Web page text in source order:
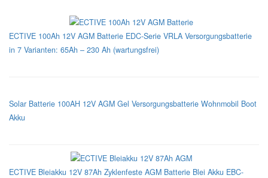
ECTIVE 100Ah 12V AGM Batterie EDC-Serie VRLA Versorgungsbatterie
in 7 Varianten: 65Ah – 230 Ah (wartungsfrei)
Solar Batterie 100AH 12V AGM Gel Versorgungsbatterie Wohnmobil Boot
Akku
ECTIVE Bleiakku 12V 87Ah Zyklenfeste AGM Batterie Blei Akku EBC-